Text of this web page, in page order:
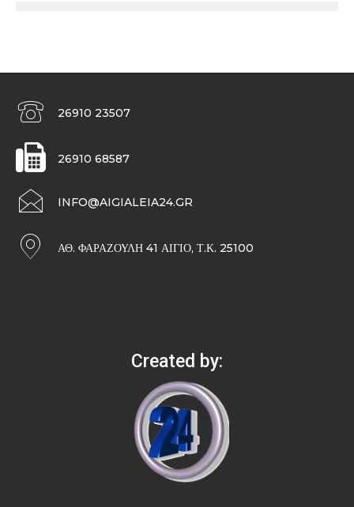
26910 23507
26910 68587
INFO@AIGIALEIA24.GR
ΑΘ. ΦΑΡΑΖΟΥΛΉ 41 ΑΊΓΙΟ, Τ.Κ. 25100
Created by: